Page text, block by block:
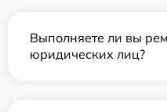
Выполняете ли вы
юридических лиц?